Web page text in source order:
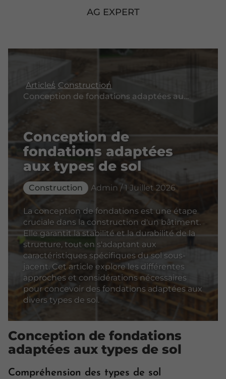
AG EXPERT
Articles Construction
Conception de fondations adaptées aux types de sol
Conception de
fondations adaptées
aux types de sol
Construction Admin / 1 Juillet 2026
La conception de fondations est une étape
cruciale dans la construction d'un bâtiment.
Elle garantit la stabilité et la durabilité de la
structure, tout en s'adaptant aux
caractéristiques spécifiques du sol sous-
jacent. Cet article explore les différentes
approches et considérations nécessaires
pour concevoir des fondations adaptées aux
divers types de sol.
Conception de fondations
adaptées aux types de sol
Compréhension des types de sol